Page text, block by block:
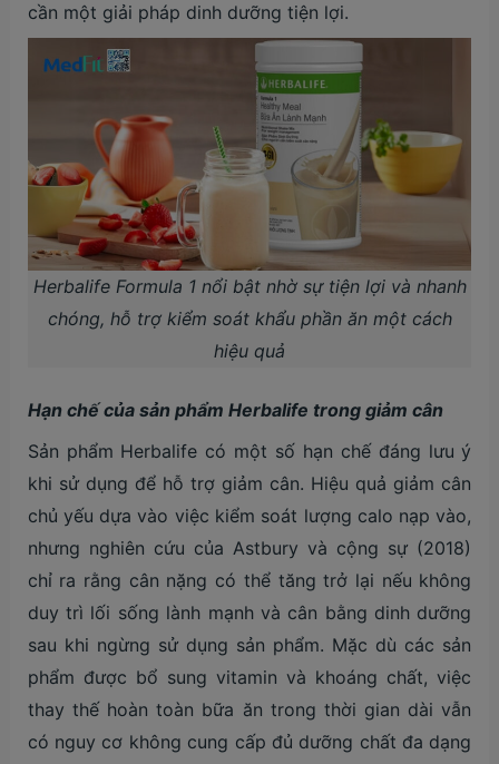
cần một giải pháp dinh dưỡng tiện lợi.
Herbalife Formula 1 nổi bật nhờ sự tiện lợi và nhanh
chóng, hỗ trợ kiểm soát khẩu phần ăn một cách
hiệu quả
Hạn chế của sản phẩm Herbalife trong giảm cân
Sản phẩm Herbalife có một số hạn chế đáng lưu ý
khi sử dụng để hỗ trợ giảm cân. Hiệu quả giảm cân
chủ yếu dựa vào việc kiểm soát lượng calo nạp vào,
nhưng nghiên cứu của Astbury và cộng sự (2018)
chỉ ra rằng cân nặng có thể tăng trở lại nếu không
duy trì lối sống lành mạnh và cân bằng dinh dưỡng
sau khi ngừng sử dụng sản phẩm. Mặc dù các sản
phẩm được bổ sung vitamin và khoáng chất, việc
thay thế hoàn toàn bữa ăn trong thời gian dài vẫn
có nguy cơ không cung cấp đủ dưỡng chất đa dạng